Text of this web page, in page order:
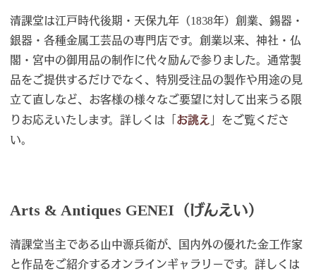
清課堂は江戸時代後期・天保九年（1838年）創業、錫器・
銀器・各種金属工芸品の専門店です。創業以来、神社・仏
閣・宮中の御用品の制作に代々励んで参りました。通常製
品をご提供するだけでなく、特別受注品の製作や用途の見
立て直しなど、お客様の様々なご要望に対して出来うる限
りお応えいたします。詳しくは「 お誂え 」をご覧くださ
い。
Arts & Antiques GENEI（げんえい）
清課堂当主である山中源兵衛が、国内外の優れた金工作家
と作品をご紹介するオンラインギャラリーです。詳しくは